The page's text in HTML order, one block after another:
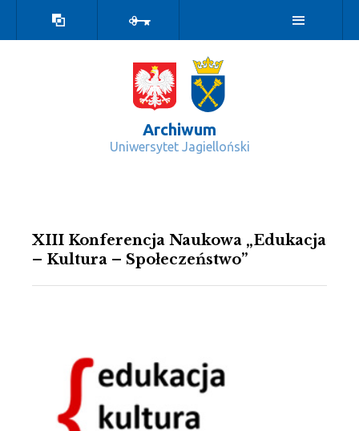
kontrastowa
Archiwum
Uniwersytet Jagielloński
XIII Konferencja Naukowa „Edukacja
– Kultura – Społeczeństwo”